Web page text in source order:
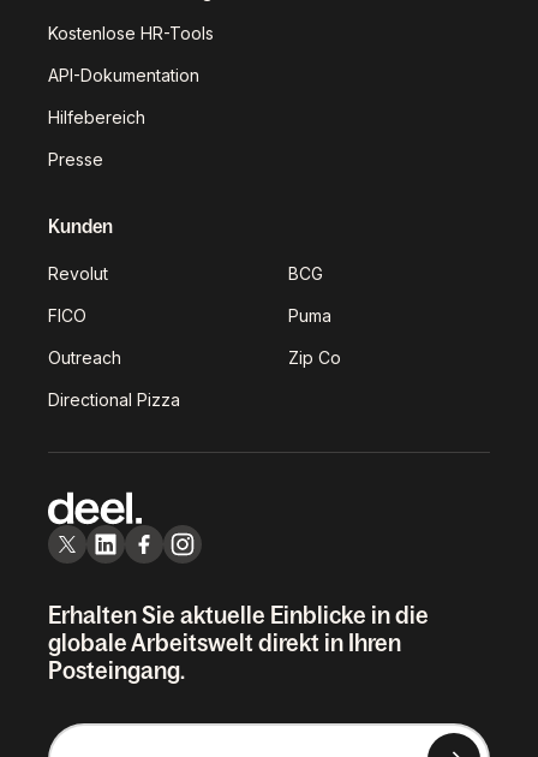
Kostenlose HR-Tools
API-Dokumentation
Hilfebereich
Presse
Kunden
Revolut BCG
FICO Puma
Outreach Zip Co
Directional Pizza
Erhalten Sie aktuelle Einblicke in die
globale Arbeitswelt direkt in Ihren
Posteingang.